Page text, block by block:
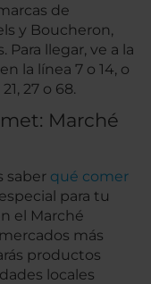
de
y Boucheron,
llegar, ve a la
la línea 7 o 14, o
27 o 68.
Marché
saber qué comer
para tu
el Marché
más
productos
locales